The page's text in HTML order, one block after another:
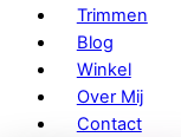
Trimmen
Blog
Winkel
Over Mij
Contact